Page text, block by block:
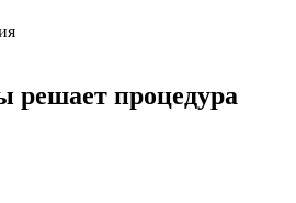
решает процедура